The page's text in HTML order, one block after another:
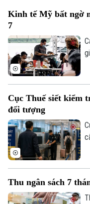
Kinh tế Mỹ bất ngờ
7
Cục Thuế siết kiểm
đối tượng
Thu ngân sách 7